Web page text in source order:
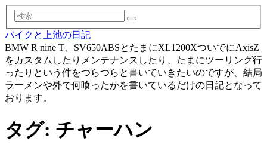
検
索
バイクと上池の日記
BMW R nine T、SV650ABSとたまにXL1200XついでにAxisZ
をカスタムしたりメンテナンスしたり、たまにツーリング行
ったりという件をつらつらと書いていきたいのですが、結局
ラーメンや外で何喰ったかを書いているだけの日記となって
おります。
タグ: チャーハン